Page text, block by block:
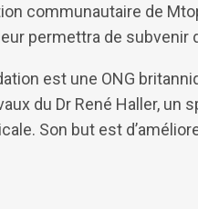
communautaire de
permettra de subvenir
est une ONG
du Dr René Haller,
Son but est